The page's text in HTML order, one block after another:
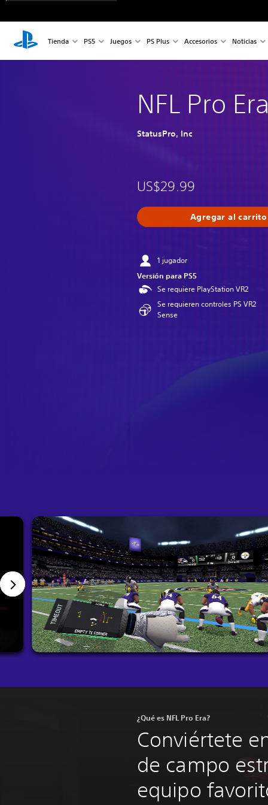
Tienda PS5 Juegos PS Plus Accesorios Noticias
NFL Pro
StatusPro, Inc
US$29.99
Agregar al carrito
1 jugador
Versión para PS5
Se requiere PlayStation VR2
Se requieren controles PS VR2
Sense
¿Qué es NFL Pro Era?
Conviértete
de campo
equipo